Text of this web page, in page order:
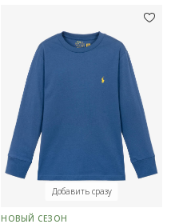
Добавить сразу
НОВЫЙ СЕЗОН